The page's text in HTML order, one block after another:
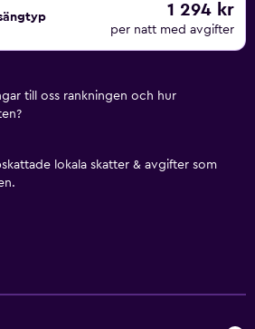
1 294 kr
per natt med avgifter
till oss rankningen och hur
lokala skatter & avgifter som